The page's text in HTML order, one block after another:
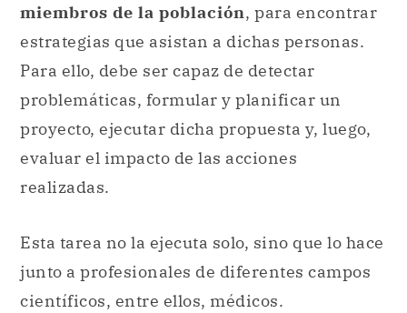
miembros de la población, para encontrar
estrategias que asistan a dichas personas.
Para ello, debe ser capaz de detectar
problemáticas, formular y planificar un
proyecto, ejecutar dicha propuesta y, luego,
evaluar el impacto de las acciones
realizadas.
Esta tarea no la ejecuta solo, sino que lo hace
junto a profesionales de diferentes campos
científicos, entre ellos, médicos.